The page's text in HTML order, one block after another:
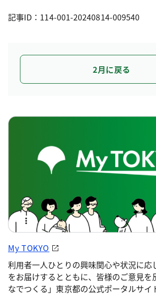
記事ID：114-001-20240814-009540
2月に戻る
My TOKYO
利用者一人ひとりの興味関心や状況に応
をお届けするとともに、皆様のご意見を
なでつくる」東京都の公式ポータルサイ